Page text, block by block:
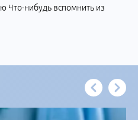
Что-нибудь вспомнить из